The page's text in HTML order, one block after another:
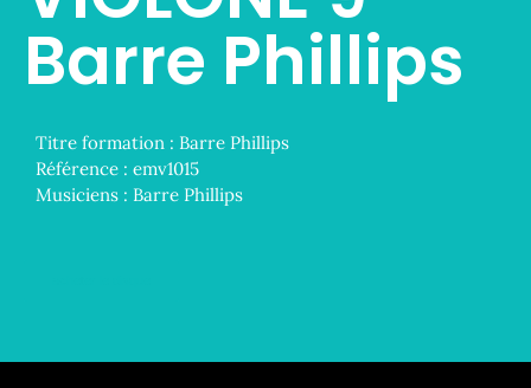
Barre Phillips
Titre formation : Barre Phillips
Référence : emv1015
Musiciens : Barre Phillips